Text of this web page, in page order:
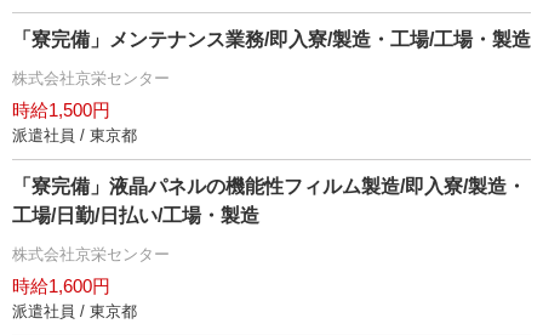
「寮完備」メンテナンス業務/即入寮/製造・工場/工場・製造
株式会社京栄センター
時給1,500円
派遣社員 / 東京都
「寮完備」液晶パネルの機能性フィルム製造/即入寮/製造・
工場/日勤/日払い/工場・製造
株式会社京栄センター
時給1,600円
派遣社員 / 東京都